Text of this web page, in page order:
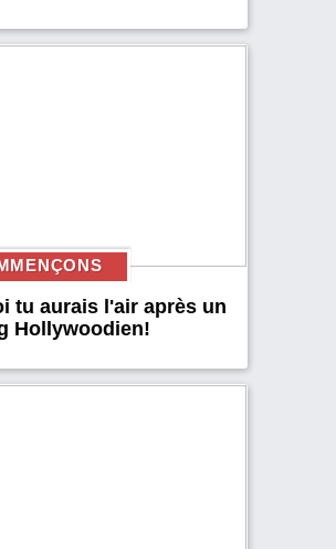
tu aurais l'air après un
Hollywoodien!